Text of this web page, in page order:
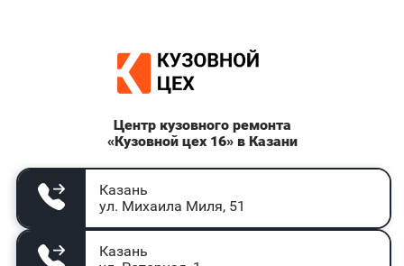
Центр кузовного ремонта
«Кузовной цех 16» в Казани
Казань
ул. Михаила Миля, 51
Казань